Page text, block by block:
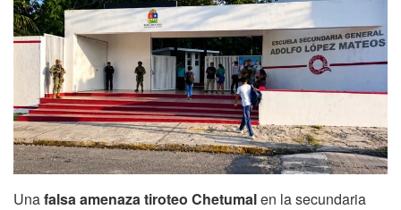
Unafalsa amenaza tiroteo Chetumalen la secundaria